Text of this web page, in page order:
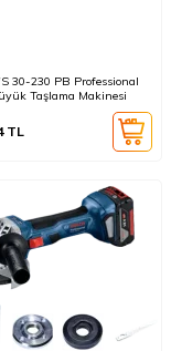
30-230 PB Professional
Taşlama Makinesi
TL